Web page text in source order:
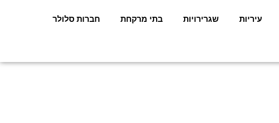
עיריות שגרירויות בתי מרקחת חברות סלולר